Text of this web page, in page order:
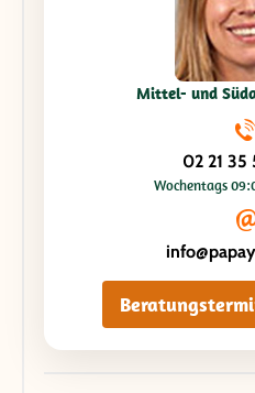
Mittel- und
02 21 35
Wochentags